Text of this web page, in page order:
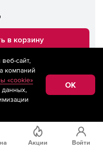
в корзину
на 10 подключений,
или раньше
Акции Войти
сайт,
компаний
«cookie»
OK